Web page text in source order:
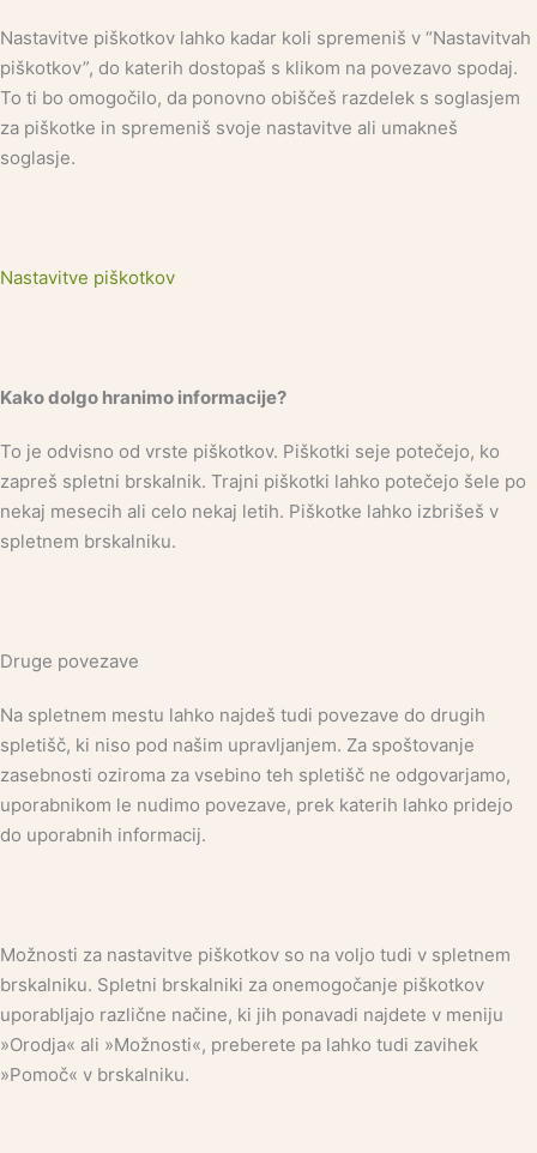
Nastavitve piškotkov lahko kadar koli spremeniš v “Nastavitvah
piškotkov”, do katerih dostopaš s klikom na povezavo spodaj.
To ti bo omogočilo, da ponovno obiščeš razdelek s soglasjem
za piškotke in spremeniš svoje nastavitve ali umakneš
soglasje.
Nastavitve piškotkov
Kako dolgo hranimo informacije?
To je odvisno od vrste piškotkov. Piškotki seje potečejo, ko
zapreš spletni brskalnik. Trajni piškotki lahko potečejo šele po
nekaj mesecih ali celo nekaj letih. Piškotke lahko izbrišeš v
spletnem brskalniku.
Druge povezave
Na spletnem mestu lahko najdeš tudi povezave do drugih
spletišč, ki niso pod našim upravljanjem. Za spoštovanje
zasebnosti oziroma za vsebino teh spletišč ne odgovarjamo,
uporabnikom le nudimo povezave, prek katerih lahko pridejo
do uporabnih informacij.
Možnosti za nastavitve piškotkov so na voljo tudi v spletnem
brskalniku. Spletni brskalniki za onemogočanje piškotkov
uporabljajo različne načine, ki jih ponavadi najdete v meniju
»Orodja« ali »Možnosti«, preberete pa lahko tudi zavihek
»Pomoč« v brskalniku.